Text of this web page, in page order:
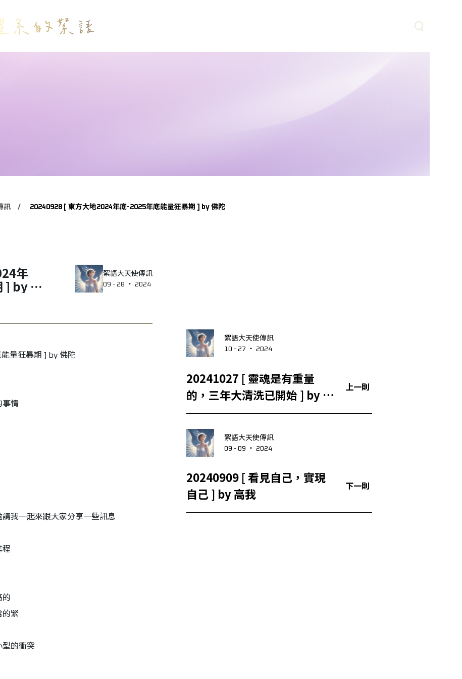
訊 20240928 [ 東方大地2024年底-2025年底能量狂暴期 ] by 佛陀
絮語大天使傳訊
10 - 27 ‧ 2024
20241027 [ 靈魂是有重量
的，三年大清洗已開始 ] by 大
天使 海神波塞頓
上一則
絮語大天使傳訊
09 - 09 ‧ 2024
20240909 [ 看見自己，實現
自己 ] by 高我
下一則
] by 佛
絮語大天使傳訊
09 - 28 ‧ 2024
量狂暴期 ] by 佛陀
事情
我一起來跟大家分享一些訊息
程
的
的緊
型的衝突